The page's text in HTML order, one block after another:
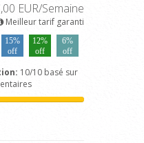
EUR/Semaine
Meilleur tarif garanti
15%
off
12%
off
6%
off
10/10 basé sur